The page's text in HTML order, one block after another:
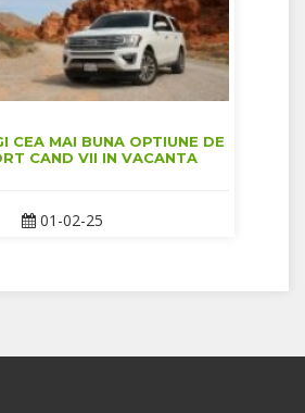
CEA MAI BUNA OPTIUNE DE
CAND VII IN VACANTA
01-02-25